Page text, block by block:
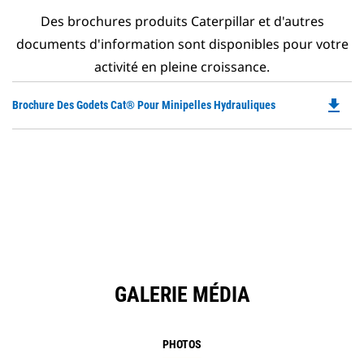
Des brochures produits Caterpillar et d'autres
documents d'information sont disponibles pour votre
activité en pleine croissance.
Brochure Des Godets Cat® Pour Minipelles Hydrauliques file_download
GALERIE MÉDIA
PHOTOS